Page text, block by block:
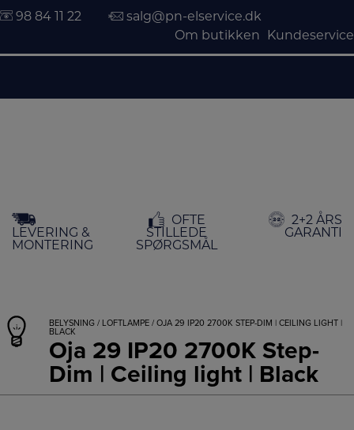
indholdet
98 84 11 22
salg@pn-elservice.dk
Om butikken
Kundeservice
LEVERING &
MONTERING
OFTE
STILLEDE
SPØRGSMÅL
2+2 ÅRS
GARANTI
BELYSNING / LOFTLAMPE / OJA 29 IP20 2700K STEP-DIM | CEILING LIGHT |
BLACK
Oja 29 IP20 2700K Step-
Dim | Ceiling light | Black